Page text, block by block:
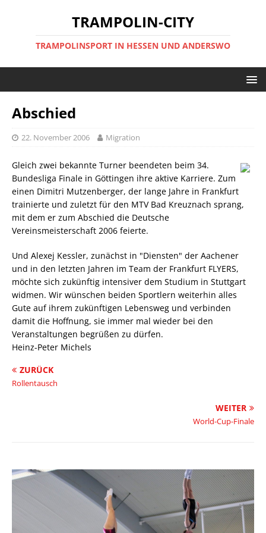
TRAMPOLIN-CITY
TRAMPOLINSPORT IN HESSEN UND ANDERSWO
Abschied
22. November 2006 Migration
Gleich zwei bekannte Turner beendeten beim 34.
Bundesliga Finale in Göttingen ihre aktive Karriere. Zum
einen Dimitri Mutzenberger, der lange Jahre in Frankfurt
trainierte und zuletzt für den MTV Bad Kreuznach sprang,
mit dem er zum Abschied die Deutsche
Vereinsmeisterschaft 2006 feierte.
Und Alexej Kessler, zunächst in "Diensten" der Aachener
und in den letzten Jahren im Team der Frankfurt FLYERS,
möchte sich zukünftig intensiver dem Studium in Stuttgart
widmen. Wir wünschen beiden Sportlern weiterhin alles
Gute auf ihrem zukünftigen Lebensweg und verbinden
damit die Hoffnung, sie immer mal wieder bei den
Veranstaltungen begrüßen zu dürfen.
Heinz-Peter Michels
ZURÜCK
Rollentausch
WEITER
World-Cup-Finale